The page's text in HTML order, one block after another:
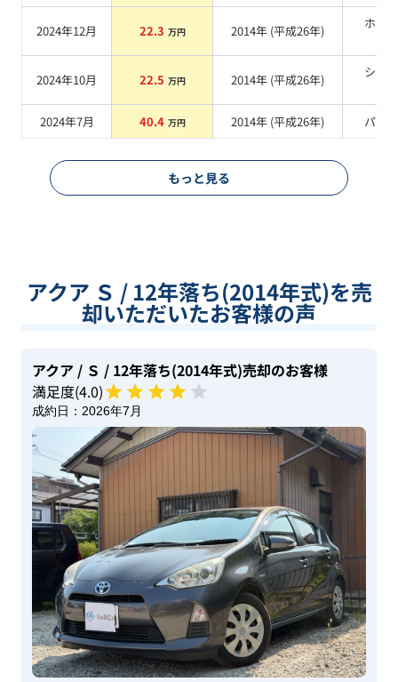
2024年12月 22.3 万円 2014年 (平成26年)
ホワ
2024年10月 22.5 万円 2014年 (平成26年)
シル
2024年7月
40.4 万円 2014年 (平成26年) パール
もっと見る
アクア Ｓ / 12年落ち(2014年式)を売
却いただいたお客様の声
アクア / Ｓ / 12年落ち(2014年式)売却のお客様
満足度(4.0)
成約日： 2026年7月